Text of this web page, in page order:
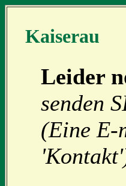
Kaiserau
Leider
senden
(Eine E-